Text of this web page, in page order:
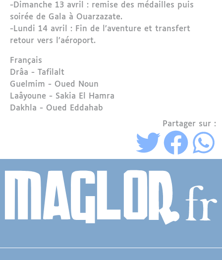
-Dimanche 13 avril : remise des médailles puis
soirée de Gala à Ouarzazate.
-Lundi 14 avril : Fin de l’aventure et transfert
retour vers l’aéroport.
Langue
Français
Région
Drâa - Tafilalt
Guelmim - Oued Noun
Laâyoune - Sakia El Hamra
Dakhla - Oued Eddahab
Partager sur :